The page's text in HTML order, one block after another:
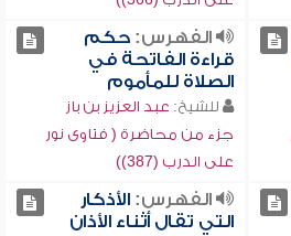
الفهرس:حكم
قراءة الفاتحة في
الصلاة للمأموم
للشيخ: عبد العزيز بن باز
جزء من محاضرة ( فتاوى نور
على الدرب (387))
الفهرس:الأذكار
التي تقال أثناء الأذان